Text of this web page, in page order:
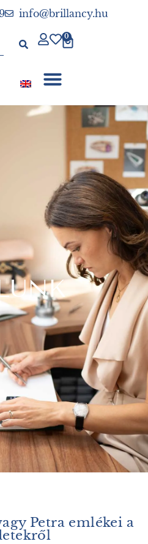
info@brillancy.hu
0
Petra emlékei a